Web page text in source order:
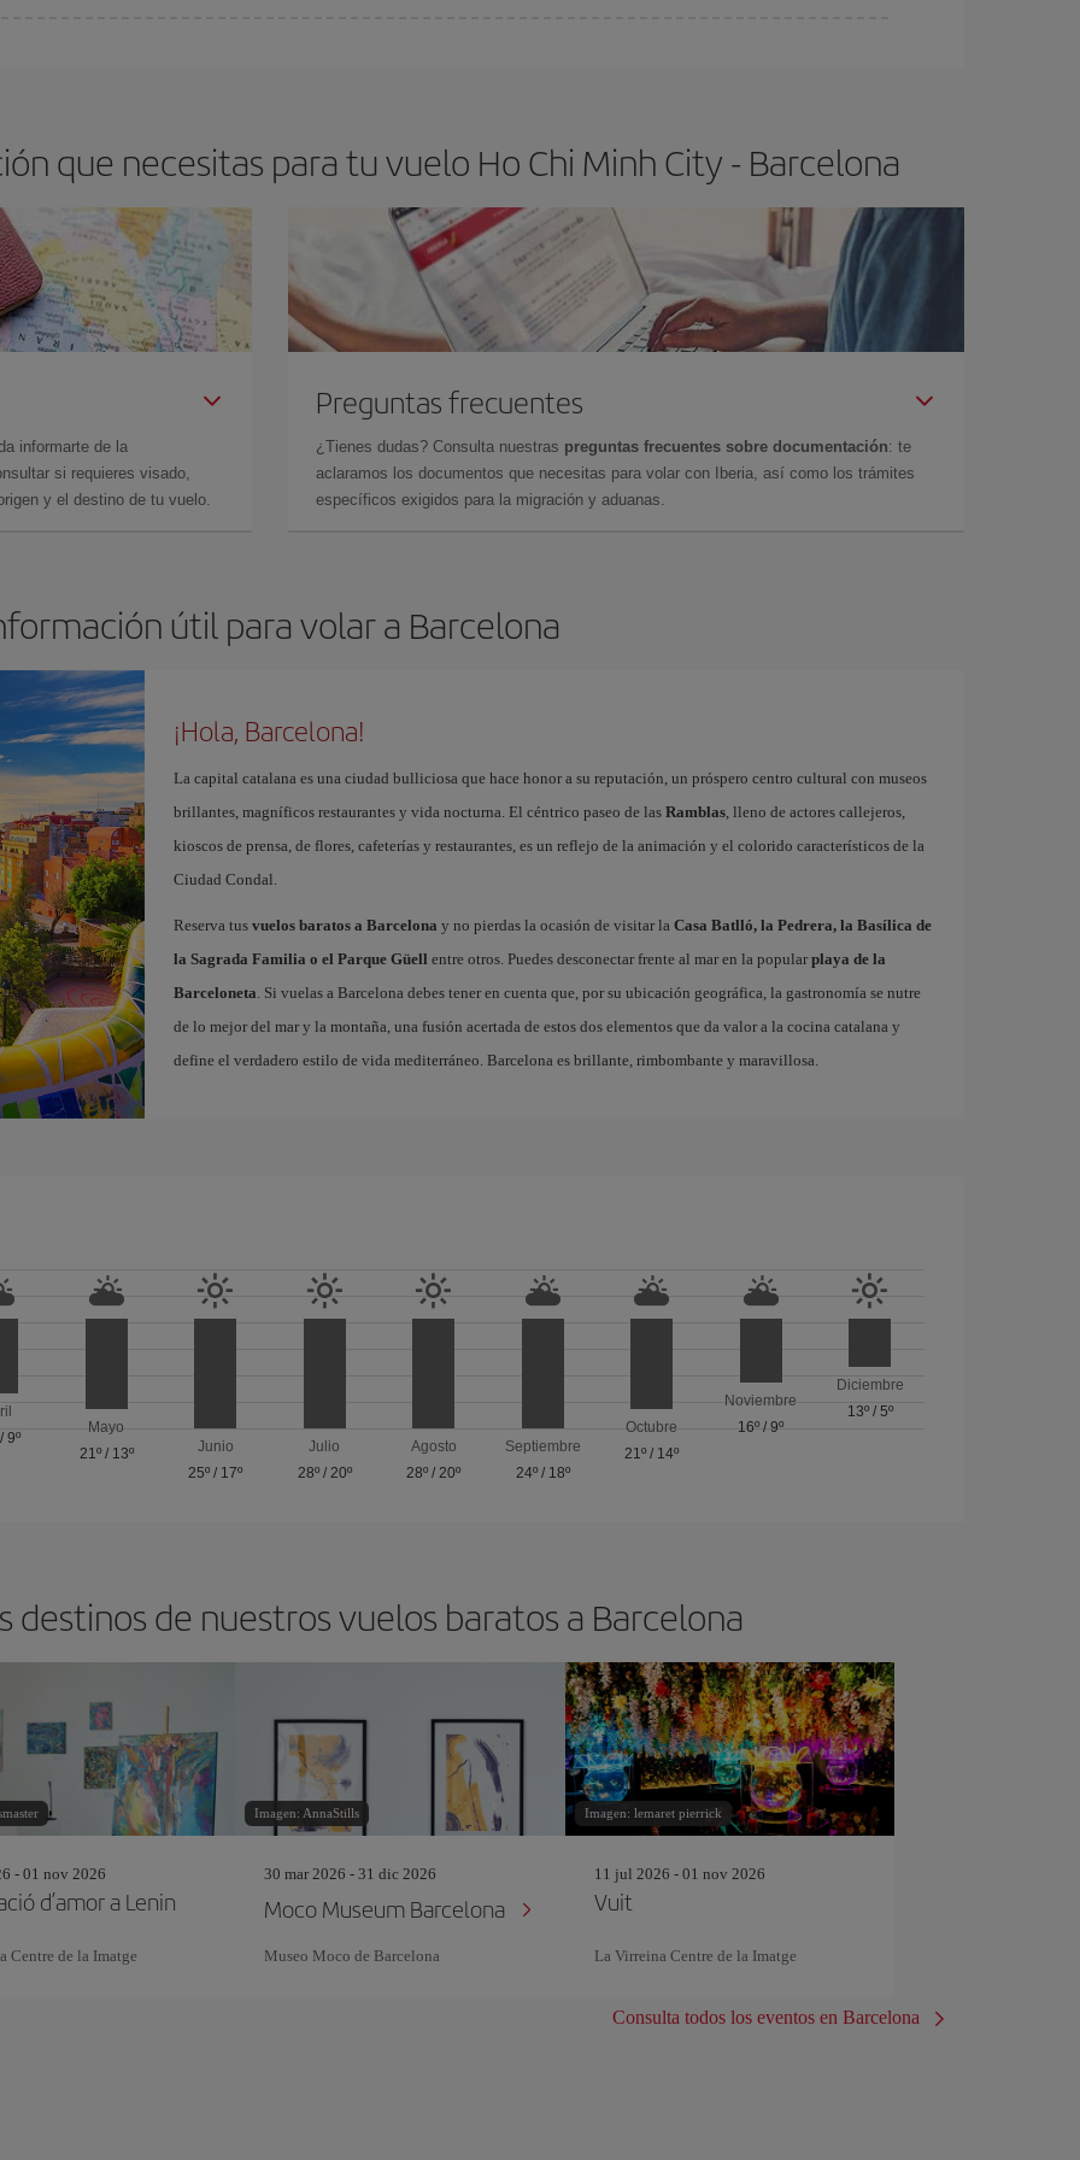
que necesitas para tu vuelo Ho Chi Minh City - Barcelona
informarte de la
si requieres visado,
y el destino de tu vuelo.
Preguntas frecuentes
¿Tienes dudas? Consulta nuestras preguntas frecuentes sobre documentación: te
aclaramos los documentos que necesitas para volar con Iberia, así como los trámites
específicos exigidos para la migración y aduanas.
útil para volar a Barcelona
¡Hola, Barcelona!
La capital catalana es una ciudad bulliciosa que hace honor a su reputación, un próspero centro cultural con museos
brillantes, magníficos restaurantes y vida nocturna. El céntrico paseo de las Ramblas, lleno de actores callejeros,
kioscos de prensa, de flores, cafeterías y restaurantes, es un reflejo de la animación y el colorido característicos de la
Ciudad Condal.
Reserva tus vuelos baratos a Barcelona y no pierdas la ocasión de visitar la Casa Batlló, la Pedrera, la Basílica de
la Sagrada Familia o el Parque Güell entre otros. Puedes desconectar frente al mar en la popular playa de la
Barceloneta. Si vuelas a Barcelona debes tener en cuenta que, por su ubicación geográfica, la gastronomía se nutre
de lo mejor del mar y la montaña, una fusión acertada de estos dos elementos que da valor a la cocina catalana y
define el verdadero estilo de vida mediterráneo. Barcelona es brillante, rimbombante y maravillosa.
9º
Mayo
21º/ 13º
Junio
25º / 17º
Julio
28º/ 20º
Agosto
28º /20º
Septiembre
24º/ 18º
Octubre
21º / 14º
Noviembre
16º /9º
Diciembre
13º/ 5º
destinos de nuestros vuelos baratos a Barcelona
- 01 nov 2026
d’amor a Lenin
Centre de la Imatge
Imagen: AnnaStills
30 mar 2026 - 31 dic 2026
Moco Museum Barcelona
Museo Moco de Barcelona
Imagen: lemaret pierrick
11 jul 2026 - 01 nov 2026
Vuit
La Virreina Centre de la Imatge
Consulta todos los eventos en Barcelona